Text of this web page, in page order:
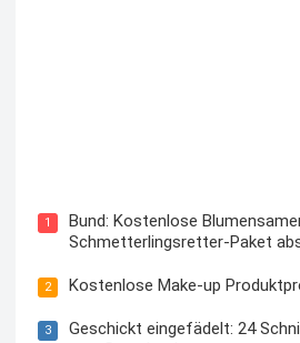
1
Bund: Kostenlose
Schmetterlingsretter-Paket
2 Kostenlose Make-up
3
Geschickt eingefädelt: 24